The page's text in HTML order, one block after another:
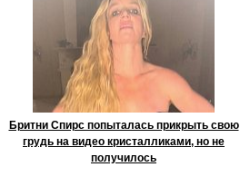
Бритни Спирс попыталась прикрыть свою
грудь на видео кристалликами, но не
получилось